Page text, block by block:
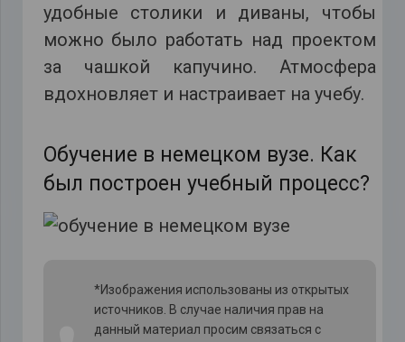
удобные столики и диваны, чтобы
можно было работать над проектом
за чашкой капучино. Атмосфера
вдохновляет и настраивает на учебу.
Обучение в немецком вузе. Как
был построен учебный процесс?
*Изображения использованы из открытых
источников. В случае наличия прав на
данный материал просим связаться с